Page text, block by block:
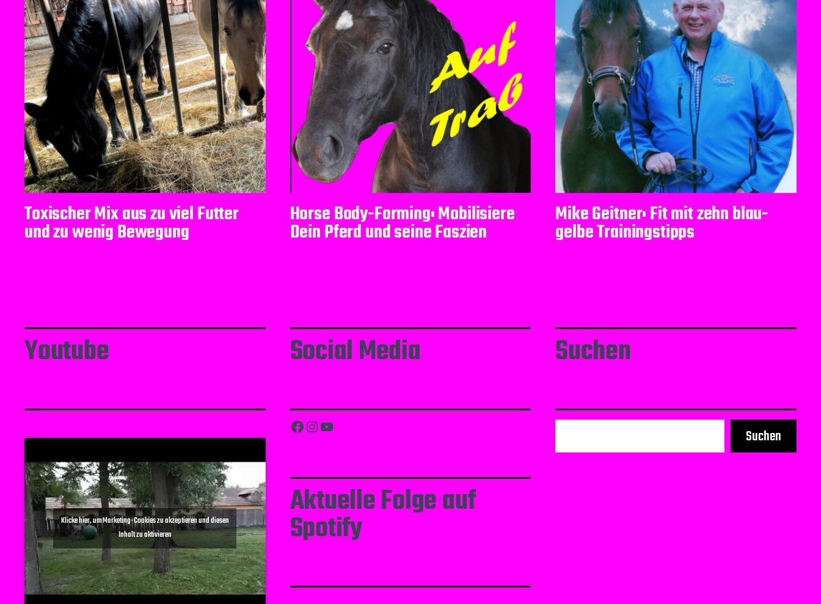
Toxischer Mix aus zu viel Futter
und zu wenig Bewegung
Horse Body-Forming: Mobilisiere
Dein Pferd und seine Faszien
Mike Geitner: Fit mit zehn blau-
gelbe Trainingstipps
Youtube
Klicke hier, um Marketing-Cookies zu akzeptieren und diesen
Inhalt zu aktivieren
Social Media
Facebook Instagram YouTube
Aktuelle Folge auf
Spotify
Suchen
Suchen